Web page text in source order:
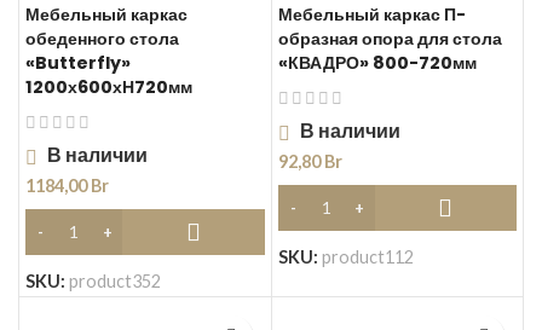
Мебельный каркас
обеденного стола
«Butterfly»
1200х600хН720мм
В наличии
1184,00Br
SKU: product352
Мебельный каркас П-
образная опора для стола
«КВАДРО» 800-720мм
В наличии
92,80Br
SKU: product112